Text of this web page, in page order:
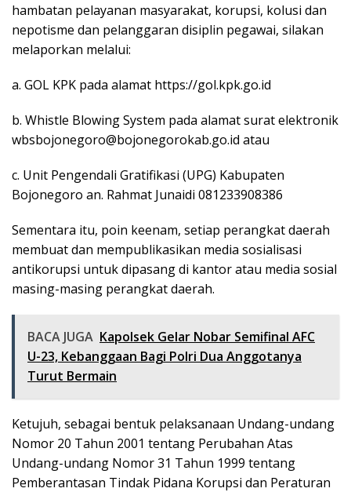
hambatan pelayanan masyarakat, korupsi, kolusi dan
nepotisme dan pelanggaran disiplin pegawai, silakan
melaporkan melalui:
a. GOL KPK pada alamat https://gol.kpk.go.id
b. Whistle Blowing System pada alamat surat elektronik
wbsbojonegoro@bojonegorokab.go.id atau
c. Unit Pengendali Gratifikasi (UPG) Kabupaten
Bojonegoro an. Rahmat Junaidi 081233908386
Sementara itu, poin keenam, setiap perangkat daerah
membuat dan mempublikasikan media sosialisasi
antikorupsi untuk dipasang di kantor atau media sosial
masing-masing perangkat daerah.
BACA JUGA Kapolsek Gelar Nobar Semifinal AFC
U-23, Kebanggaan Bagi Polri Dua Anggotanya
Turut Bermain
Ketujuh, sebagai bentuk pelaksanaan Undang-undang
Nomor 20 Tahun 2001 tentang Perubahan Atas
Undang-undang Nomor 31 Tahun 1999 tentang
Pemberantasan Tindak Pidana Korupsi dan Peraturan